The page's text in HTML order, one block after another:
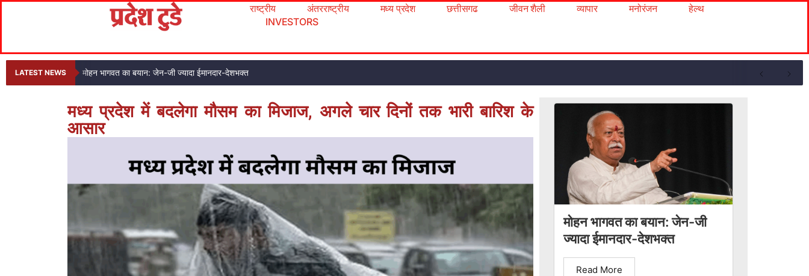
राष्ट्रीय अंतरराष्ट्रीय मध्य प्रदेश छत्तीसगढ जीवन शैली व्यापार मनोरंजन
हेल्थ
INVESTORS
LATEST NEWS मोहन भागवत का बयान: जेन-जी ज्यादा ईमानदार-देशभक्त
मध्य प्रदेश में बदलेगा मौसम का मिजाज, अगले चार दिनों तक भारी बारिश के
आसार
मोहन भागवत का बयान: जेन-जी
ज्यादा ईमानदार-देशभक्त
Read More